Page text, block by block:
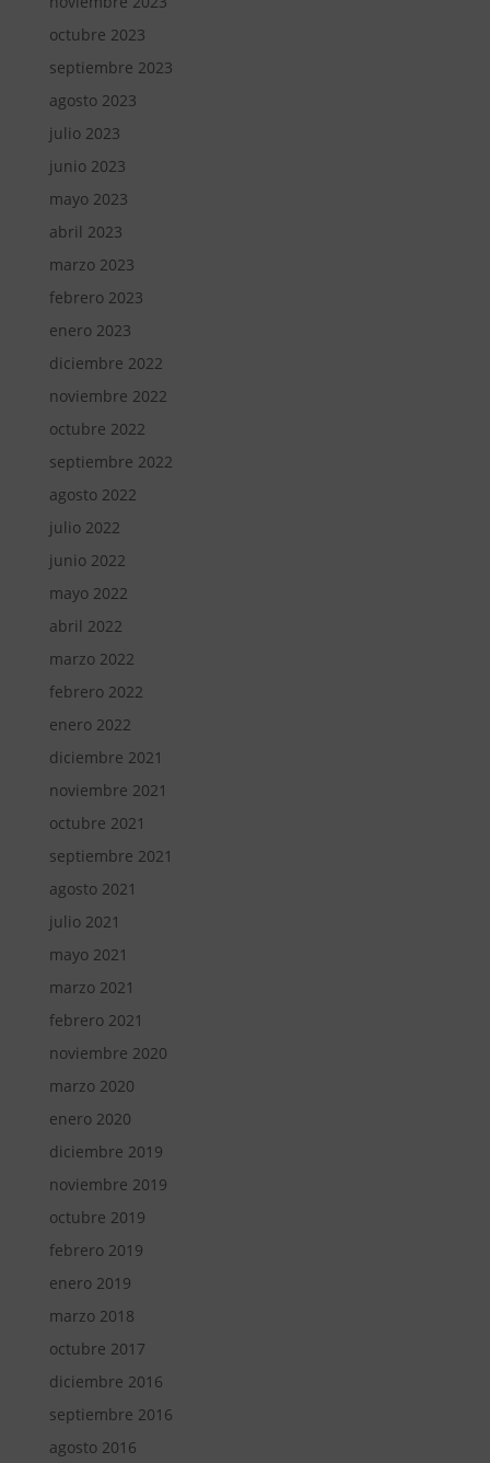
octubre 2023
septiembre 2023
agosto 2023
julio 2023
junio 2023
mayo 2023
abril 2023
marzo 2023
febrero 2023
enero 2023
diciembre 2022
noviembre 2022
octubre 2022
septiembre 2022
agosto 2022
julio 2022
junio 2022
mayo 2022
abril 2022
marzo 2022
febrero 2022
enero 2022
diciembre 2021
noviembre 2021
octubre 2021
septiembre 2021
agosto 2021
julio 2021
mayo 2021
marzo 2021
febrero 2021
noviembre 2020
marzo 2020
enero 2020
diciembre 2019
noviembre 2019
octubre 2019
febrero 2019
enero 2019
marzo 2018
octubre 2017
diciembre 2016
septiembre 2016
agosto 2016